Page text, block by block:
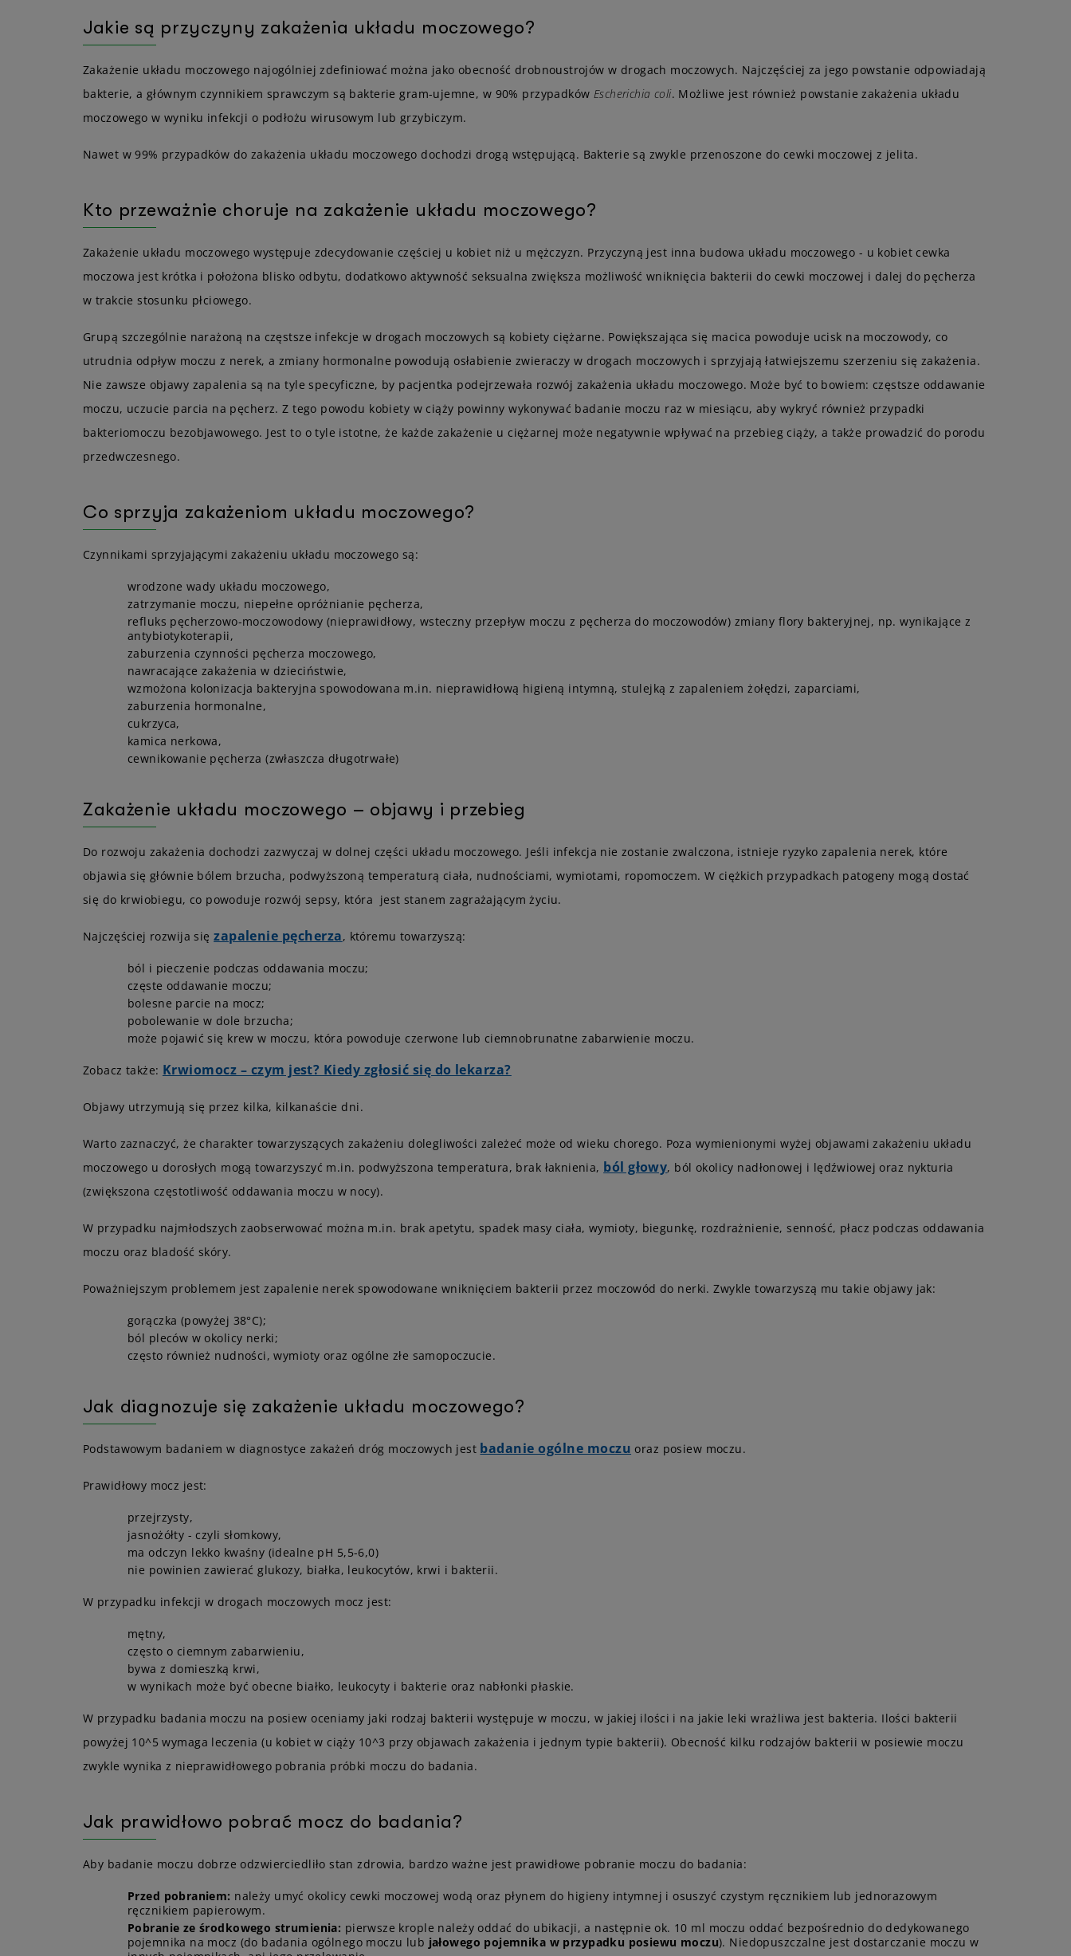
Jakie są przyczyny zakażenia układu moczowego?
Zakażenie układu moczowego najogólniej zdefiniować można jako obecność drobnoustrojów w drogach moczowych. Najczęściej za jego powstanie odpowiadają
bakterie, a głównym czynnikiem sprawczym są bakterie gram-ujemne, w 90% przypadków Escherichia coli. Możliwe jest również powstanie zakażenia układu
moczowego w wyniku infekcji o podłożu wirusowym lub grzybiczym.
Nawet w 99% przypadków do zakażenia układu moczowego dochodzi drogą wstępującą. Bakterie są zwykle przenoszone do cewki moczowej z jelita.
Kto przeważnie choruje na zakażenie układu moczowego?
Zakażenie układu moczowego występuje zdecydowanie częściej u kobiet niż u mężczyzn. Przyczyną jest inna budowa układu moczowego - u kobiet cewka
moczowa jest krótka i położona blisko odbytu, dodatkowo aktywność seksualna zwiększa możliwość wniknięcia bakterii do cewki moczowej i dalej do pęcherza
w trakcie stosunku płciowego.
Grupą szczególnie narażoną na częstsze infekcje w drogach moczowych są kobiety ciężarne. Powiększająca się macica powoduje ucisk na moczowody, co
utrudnia odpływ moczu z nerek, a zmiany hormonalne powodują osłabienie zwieraczy w drogach moczowych i sprzyjają łatwiejszemu szerzeniu się zakażenia.
Nie zawsze objawy zapalenia są na tyle specyficzne, by pacjentka podejrzewała rozwój zakażenia układu moczowego. Może być to bowiem: częstsze oddawanie
moczu, uczucie parcia na pęcherz. Z tego powodu kobiety w ciąży powinny wykonywać badanie moczu raz w miesiącu, aby wykryć również przypadki
bakteriomoczu bezobjawowego. Jest to o tyle istotne, że każde zakażenie u ciężarnej może negatywnie wpływać na przebieg ciąży, a także prowadzić do porodu
przedwczesnego.
Co sprzyja zakażeniom układu moczowego?
Czynnikami sprzyjającymi zakażeniu układu moczowego są:
wrodzone wady układu moczowego,
zatrzymanie moczu, niepełne opróżnianie pęcherza,
refluks pęcherzowo-moczowodowy (nieprawidłowy, wsteczny przepływ moczu z pęcherza do moczowodów) zmiany flory bakteryjnej, np. wynikające z
antybiotykoterapii,
zaburzenia czynności pęcherza moczowego,
nawracające zakażenia w dzieciństwie,
wzmożona kolonizacja bakteryjna spowodowana m.in. nieprawidłową higieną intymną, stulejką z zapaleniem żołędzi, zaparciami,
zaburzenia hormonalne,
cukrzyca,
kamica nerkowa,
cewnikowanie pęcherza (zwłaszcza długotrwałe)
Zakażenie układu moczowego – objawy i przebieg
Do rozwoju zakażenia dochodzi zazwyczaj w dolnej części układu moczowego. Jeśli infekcja nie zostanie zwalczona, istnieje ryzyko zapalenia nerek, które
objawia się głównie bólem brzucha, podwyższoną temperaturą ciała, nudnościami, wymiotami, ropomoczem. W ciężkich przypadkach patogeny mogą dostać
się do krwiobiegu, co powoduje rozwój sepsy, która jest stanem zagrażającym życiu.
Najczęściej rozwija sięzapalenie pęcherza, któremu towarzyszą:
ból i pieczenie podczas oddawania moczu;
częste oddawanie moczu;
bolesne parcie na mocz;
pobolewanie w dole brzucha;
może pojawić się krew w moczu, która powoduje czerwone lub ciemnobrunatne zabarwienie moczu.
Zobacz także: Krwiomocz – czym jest? Kiedy zgłosić się do lekarza?
Objawy utrzymują się przez kilka, kilkanaście dni.
Warto zaznaczyć, że charakter towarzyszących zakażeniu dolegliwości zależeć może od wieku chorego. Poza wymienionymi wyżej objawami zakażeniu układu
moczowego u dorosłych mogą towarzyszyć m.in. podwyższona temperatura, brak łaknienia, ból głowy, ból okolicy nadłonowej i lędźwiowej oraz nykturia
(zwiększona częstotliwość oddawania moczu w nocy).
W przypadku najmłodszych zaobserwować można m.in. brak apetytu, spadek masy ciała, wymioty, biegunkę, rozdrażnienie, senność, płacz podczas oddawania
moczu oraz bladość skóry.
Poważniejszym problemem jest zapalenie nerek spowodowane wniknięciem bakterii przez moczowód do nerki. Zwykle towarzyszą mu takie objawy jak:
gorączka (powyżej 38°C);
ból pleców w okolicy nerki;
często również nudności, wymioty oraz ogólne złe samopoczucie.
Jak diagnozuje się zakażenie układu moczowego?
Podstawowym badaniem w diagnostyce zakażeń dróg moczowych jest badanie ogólne moczu oraz posiew moczu.
Prawidłowy mocz jest:
przejrzysty,
jasnożółty - czyli słomkowy,
ma odczyn lekko kwaśny (idealne pH 5,5-6,0)
nie powinien zawierać glukozy, białka, leukocytów, krwi i bakterii.
W przypadku infekcji w drogach moczowych mocz jest:
mętny,
często o ciemnym zabarwieniu,
bywa z domieszką krwi,
w wynikach może być obecne białko, leukocyty i bakterie oraz nabłonki płaskie.
W przypadku badania moczu na posiew oceniamy jaki rodzaj bakterii występuje w moczu, w jakiej ilości i na jakie leki wrażliwa jest bakteria. Ilości bakterii
powyżej 10^5 wymaga leczenia (u kobiet w ciąży 10^3 przy objawach zakażenia i jednym typie bakterii). Obecność kilku rodzajów bakterii w posiewie moczu
zwykle wynika z nieprawidłowego pobrania próbki moczu do badania.
Jak prawidłowo pobrać mocz do badania?
Aby badanie moczu dobrze odzwierciedliło stan zdrowia, bardzo ważne jest prawidłowe pobranie moczu do badania:
Przed pobraniem: należy umyć okolicy cewki moczowej wodą oraz płynem do higieny intymnej i osuszyć czystym ręcznikiem lub jednorazowym
ręcznikiem papierowym.
Pobranie ze środkowego strumienia: pierwsze krople należy oddać do ubikacji, a następnie ok. 10 ml moczu oddać bezpośrednio do dedykowanego
pojemnika na mocz (do badania ogólnego moczu lub jałowego pojemnika w przypadku posiewu moczu). Niedopuszczalne jest dostarczanie moczu w